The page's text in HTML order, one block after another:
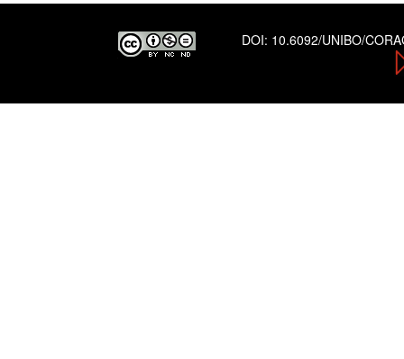
DOI: 10.6092/UNIBO/